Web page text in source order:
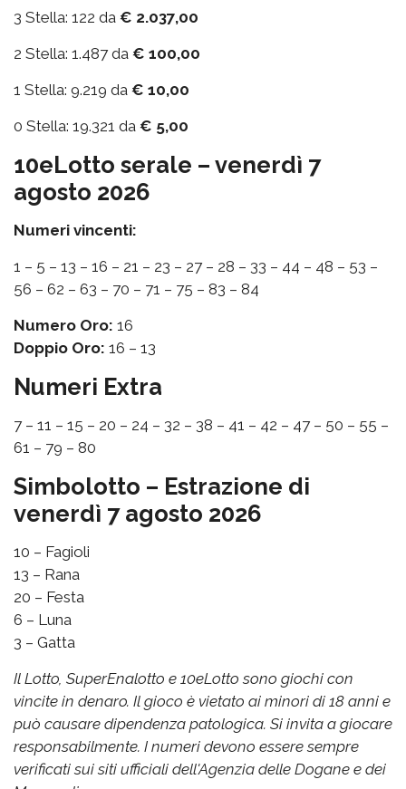
3 Stella: 122 da € 2.037,00
2 Stella: 1.487 da € 100,00
1 Stella: 9.219 da € 10,00
0 Stella: 19.321 da € 5,00
10eLotto serale – venerdì 7
agosto 2026
Numeri vincenti:
1 – 5 – 13 – 16 – 21 – 23 – 27 – 28 – 33 – 44 – 48 – 53 –
56 – 62 – 63 – 70 – 71 – 75 – 83 – 84
Numero Oro: 16
Doppio Oro: 16 – 13
Numeri Extra
7 – 11 – 15 – 20 – 24 – 32 – 38 – 41 – 42 – 47 – 50 – 55 –
61 – 79 – 80
Simbolotto – Estrazione di
venerdì 7 agosto 2026
10 – Fagioli
13 – Rana
20 – Festa
6 – Luna
3 – Gatta
Il Lotto, SuperEnalotto e 10eLotto sono giochi con
vincite in denaro. Il gioco è vietato ai minori di 18 anni e
può causare dipendenza patologica. Si invita a giocare
responsabilmente. I numeri devono essere sempre
verificati sui siti ufficiali dell'Agenzia delle Dogane e dei